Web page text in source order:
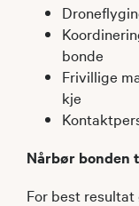
bonde
Frivillige
kje
Nårbør bonden
For best